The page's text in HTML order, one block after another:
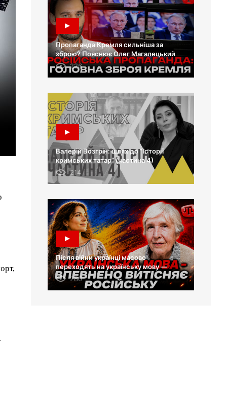
Пропаганда Кремля сильніша за
зброю? Пояснює Олег Магалецький
226
Валерій Возгрін: шлях до “Історії
кримських татар” (частина 4)
214
Після війни українці масово
переходять на українську мову —
Лариса Масенко
280